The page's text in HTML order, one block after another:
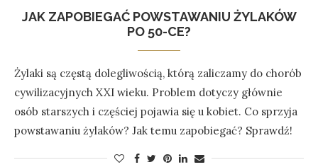
JAK ZAPOBIEGAĆ POWSTAWANIU ŻYLAKÓW
PO 50-CE?
Żylaki są częstą dolegliwością, którą zaliczamy do chorób
cywilizacyjnych XXI wieku. Problem dotyczy głównie
osób starszych i częściej pojawia się u kobiet. Co sprzyja
powstawaniu żylaków? Jak temu zapobiegać? Sprawdź!